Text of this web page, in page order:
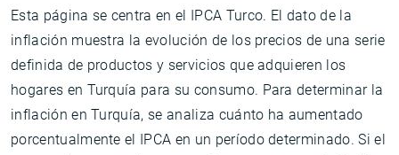
Esta página se centra en el IPCA Turco. El dato de la
inflación muestra la evolución de los precios de una serie
definida de productos y servicios que adquieren los
hogares en Turquía para su consumo. Para determinar la
inflación en Turquía, se analiza cuánto ha aumentado
porcentualmente el IPCA en un período determinado. Si el